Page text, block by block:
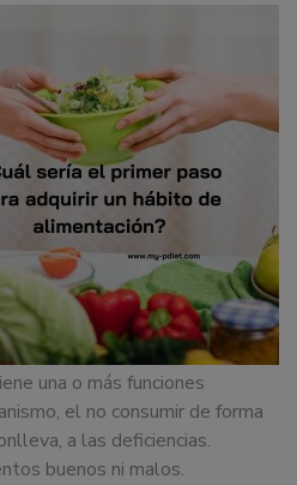
una o más funciones
el no consumir de forma
a las deficiencias.
buenos ni malos.